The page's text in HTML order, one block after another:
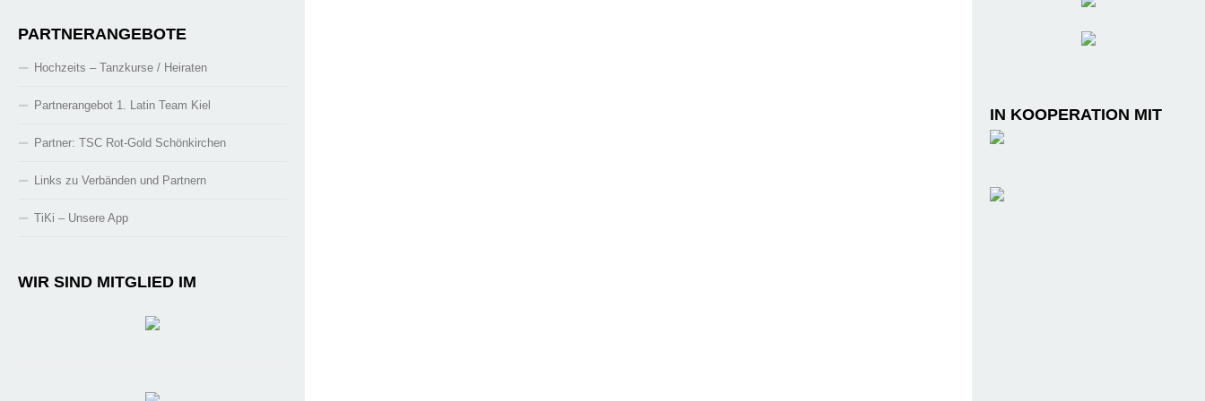
PARTNERANGEBOTE
Hochzeits – Tanzkurse / Heiraten
Partnerangebot 1. Latin Team Kiel
Partner: TSC Rot-Gold Schönkirchen
Links zu Verbänden und Partnern
TiKi – Unsere App
WIR SIND MITGLIED IM
IN KOOPERATION MIT